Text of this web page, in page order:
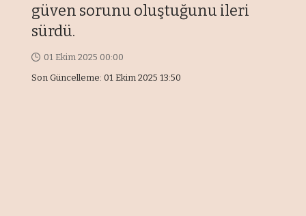
güven sorunu oluştuğunu ileri
sürdü.
Son Güncelleme: 01 Ekim 2025 13:50
01 Ekim 2025 00:00